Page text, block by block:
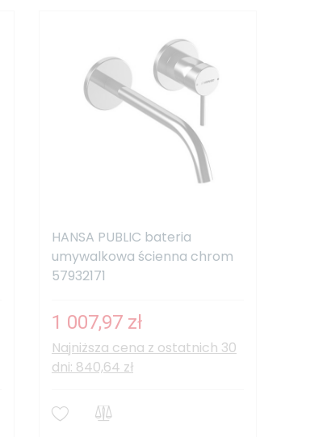
HANSA PUBLIC bateria
umywalkowa ścienna chrom
57932171
1 007,97 zł
Najniższa cena z ostatnich 30
dni: 840,64 zł